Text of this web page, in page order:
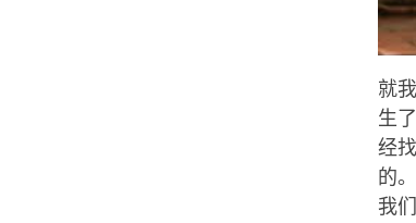
就
生
经
的
我